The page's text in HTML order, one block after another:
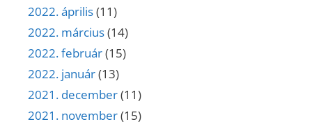
2022. április(11)
2022. március(14)
2022. február(15)
2022. január(13)
2021. december(11)
2021. november(15)